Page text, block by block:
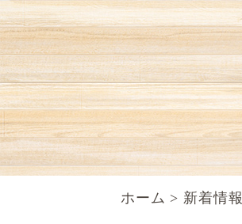
ホーム 新着情報